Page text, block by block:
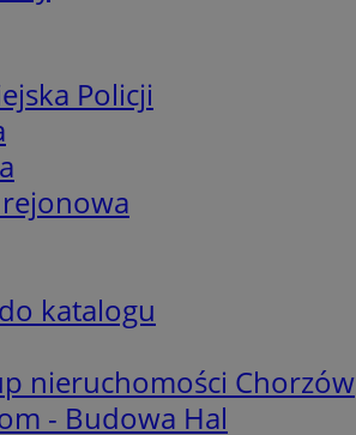
Policji
katalogu
nieruchomości Chorzów
- Budowa Hal